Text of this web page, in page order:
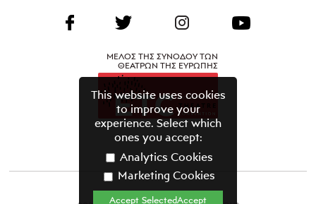
ΜΕΛΟΣ ΤΗΣ ΣΥΝΟΔΟΥ ΤΩΝ
ΘΕΑΤΡΩΝ ΤΗΣ ΕΥΡΩΠΗΣ
This website uses cookies
to improve your
experience. Select which
ones you accept:
Analytics Cookies
Marketing Cookies
Accept SelectedAccept